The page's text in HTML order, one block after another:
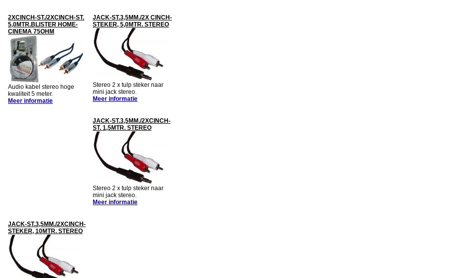
2XCINCH-ST./2XCINCH-ST.
5,0MTR.BLISTER HOME-
CINEMA 75OHM
Audio kabel stereo hoge
kwaliteit 5 meter.
Meer informatie
JACK-ST.3,5MM./2X CINCH-
STEKER, 5,0MTR. STEREO
Stereo 2 x tulp steker naar
mini jack stereo.
Meer informatie
JACK-ST.3,5MM./2XCINCH-
ST. 1,5MTR. STEREO
Stereo 2 x tulp steker naar
mini jack stereo.
Meer informatie
JACK-ST.3,5MM./2XCINCH-
STEKER, 10MTR. STEREO